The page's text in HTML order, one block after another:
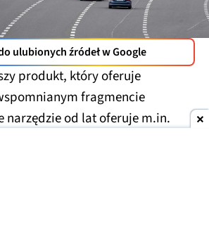
ulubionych źródeł w Google
produkt, który oferuje
fragmencie
narzędzie od lat oferuje m.in.